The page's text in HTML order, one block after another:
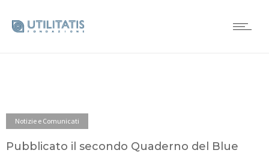
Notizie e Comunicati
Pubblicato il secondo Quaderno del Blue